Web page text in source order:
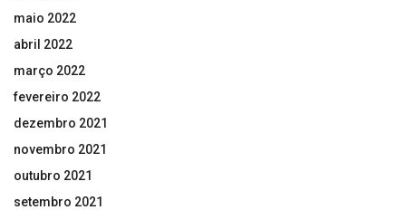
maio 2022
abril 2022
março 2022
fevereiro 2022
dezembro 2021
novembro 2021
outubro 2021
setembro 2021